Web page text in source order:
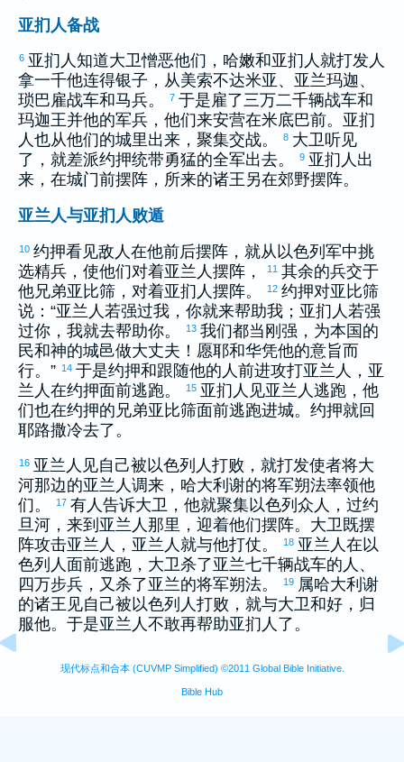
亚扪人备战
6 亚扪 人知道大卫憎恶他们， 哈嫩和亚扪 人就打发人
拿一千他连得银子，从美索不达米亚 、 亚兰玛迦 、
琐巴雇战车和马兵。 7 于是雇了三万二千辆战车和
玛迦王并他的军兵，他们来安营在米底巴前。 亚扪
人也从他们的城里出来，聚集交战。
8 大卫听见
了，就差派约押统带勇猛的全军出去。 9 亚扪 人出
来，在城门前摆阵，所来的诸王另在郊野摆阵。
亚兰人与亚扪人败遁
10 约押看见敌人在他前后摆阵，就从 以色列 军中挑
选精兵，使他们对着亚兰 人摆阵， 11 其余的兵交于
他兄弟亚比筛 ，对着亚扪 人摆阵。 12 约押对亚比筛
说：“亚兰 人若强过我，你就来帮助我； 亚扪 人若强
过你，我就去帮助你。
13 我们都当刚强，为本国的
民和神的城邑做大丈夫！愿耶和华凭他的意旨而
行。” 14 于是约押和跟随他的人前进攻打亚兰 人， 亚
兰 人在约押面前逃跑。 15 亚扪 人见亚兰 人逃跑，他
们也在约押的兄弟亚比筛面前逃跑进城。 约押就回
耶路撒冷去了。
16 亚兰 人见自己被以色列 人打败，就打发使者将大
河那边的亚兰 人调来， 哈大利谢的将军朔法率领他
们。
17 有人告诉大卫 ，他就聚集以色列 众人，过约
旦河，来到 亚兰 人那里，迎着他们摆阵。 大卫既摆
阵攻击亚兰 人， 亚兰 人就与他打仗。 18 亚兰 人在以
色列 人面前逃跑， 大卫杀了亚兰七千辆战车的人、
四万步兵，又杀了亚兰的将军朔法。 19 属哈大利谢
的诸王见自己被以色列 人打败，就与大卫和好，归
服他。于是亚兰 人不敢再帮助亚扪 人了。
现代标点和合本 (CUVMP Simplified) ©2011 Global Bible Initiative.
Bible Hub